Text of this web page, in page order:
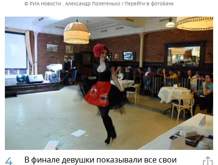
© РИА Новости . Александр Полегенько Перейти в фотобанк
4
В финале девушки показывали все свои